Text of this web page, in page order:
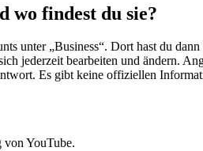
wo findest du sie?
unter „Business“. Dort hast du
jederzeit bearbeiten und ändern.
Es gibt keine offiziellen
von YouTube.